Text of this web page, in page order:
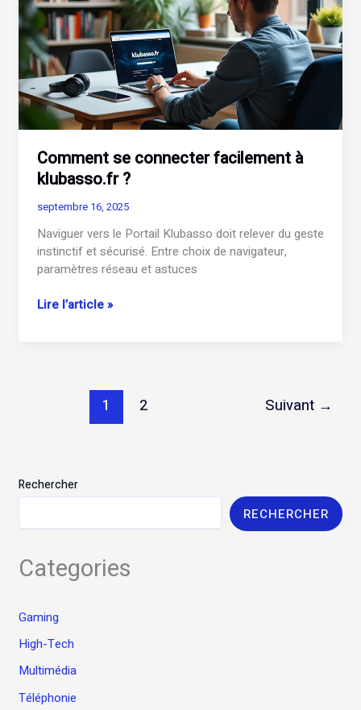
Comment se connecter facilement à
klubasso.fr ?
septembre 16, 2025
Naviguer vers le Portail Klubasso doit relever du geste
instinctif et sécurisé. Entre choix de navigateur,
paramètres réseau et astuces
Comment
klubasso.fr
Lire l’article »
1 2 Suivant →
Rechercher
RECHERCHER
Categories
Gaming
High-Tech
Multimédia
Téléphonie